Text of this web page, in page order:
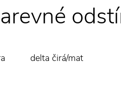
delta čirá/mat